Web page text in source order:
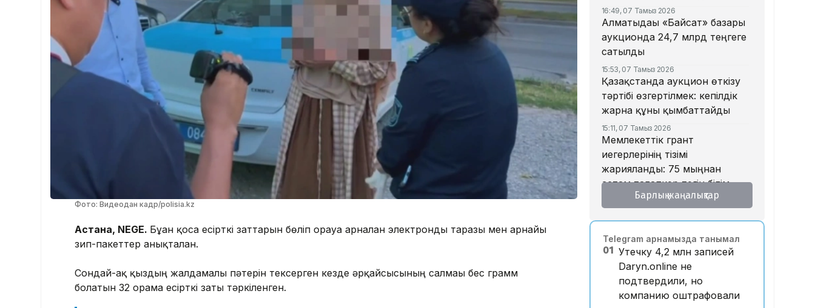
Фото: Видеодан кадр/polisia.kz
Астана, NEGE. Бұған қоса есірткі заттарын бөліп орауға арналған электронды таразы мен арнайы
зип-пакеттер анықталған.
Сондай-ақ қыздың жалдамалы пәтерін тексерген кезде әрқайсысының салмағы бес грамм
болатын 32 орама есірткі заты тәркіленген.
16:49, 07 Тамыз 2026
Алматыдағы «Байсат» базары
аукционда 24,7 млрд теңгеге
сатылды
15:53, 07 Тамыз 2026
Қазақстанда аукцион өткізу
тәртібі өзгертілмек: кепілдік
жарна құны қымбаттайды
15:11, 07 Тамыз 2026
Мемлекеттік грант
иегерлерінің тізімі
жарияланды: 75 мыңнан
астам талапкер тегін білім
қарқынының баяулауы
қолдап отыр – сарапшылар
13:30, 07 Тамыз 2026
Фельдшер Ұлдана
Мырзуанның қазасына
Барлық жаңалықтар
Telegram арнамызда танымал
01 Утечку 4,2 млн записей
Daryn.online не
подтвердили, но
компанию оштрафовали